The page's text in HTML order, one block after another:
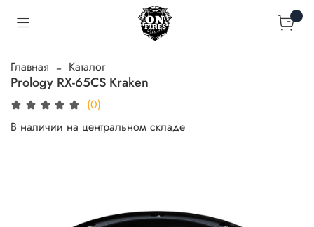
Главная Каталог
Prology RX-65CS Kraken
(0)
В наличии на центральном складе